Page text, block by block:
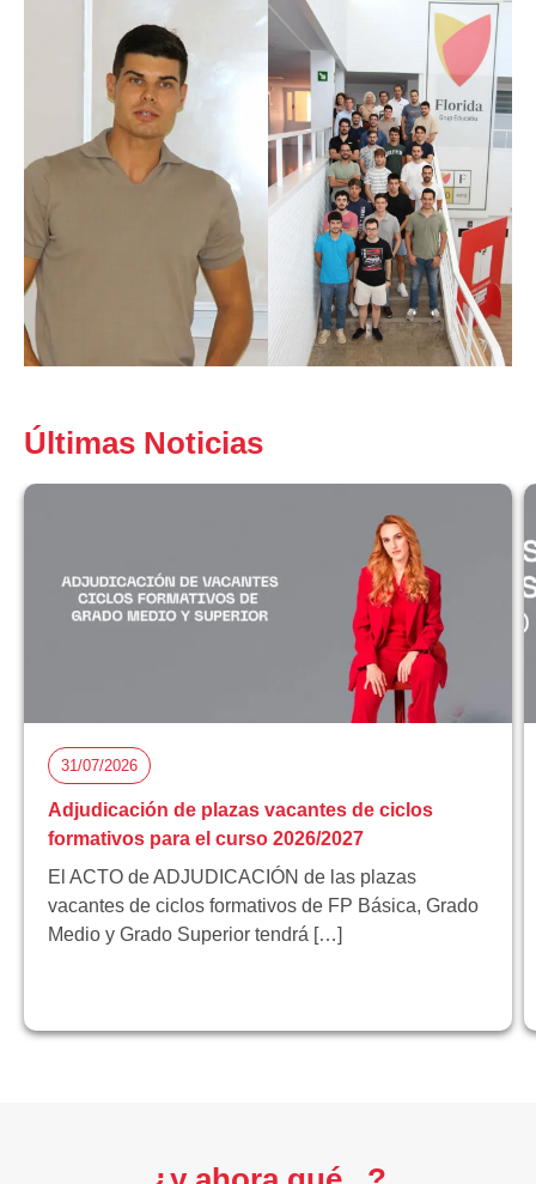
Últimas Noticias
31/07/2026
Adjudicación de plazas vacantes de ciclos
formativos para el curso 2026/2027
El ACTO de ADJUDICACIÓN de las plazas
vacantes de ciclos formativos de FP Básica, Grado
Medio y Grado Superior tendrá […]